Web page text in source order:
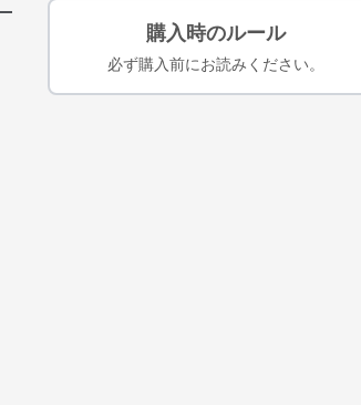
購入時のルール
必ず購入前にお読みください。